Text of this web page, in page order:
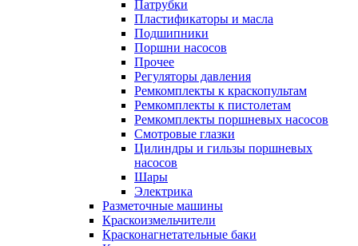
Патрубки
Пластификаторы и масла
Подшипники
Поршни насосов
Прочее
Регуляторы давления
Ремкомплекты к краскопультам
Ремкомплекты к пистолетам
Ремкомплекты поршневых насосов
Смотровые глазки
Цилиндры и гильзы поршневых
насосов
Шары
Электрика
Разметочные машины
Краскоизмельчители
Красконагнетательные баки